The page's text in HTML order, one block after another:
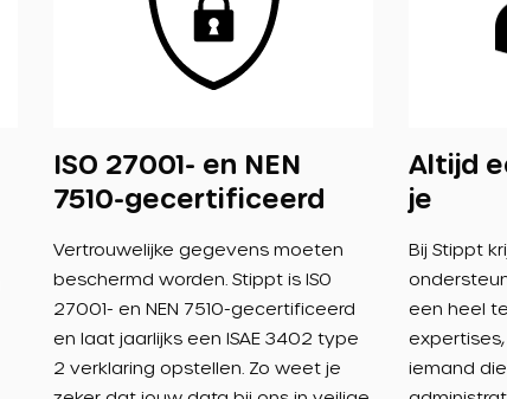
ISO 27001- en NEN
7510-gecertificeerd
Vertrouwelijke gegevens moeten
beschermd worden. Stippt is ISO
27001- en NEN 7510-gecertificeerd
en laat jaarlijks een ISAE 3402 type
2 verklaring opstellen. Zo weet je
Altijd
je
Bij Stippt
een heel
iemand